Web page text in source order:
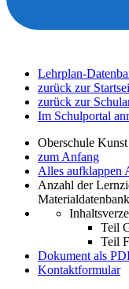
Lehrplan-
zurück zur
zurück zur
Im Schulportal
Oberschule
zum Anfang
Alles aufklappen
Anzahl der
Teil
Teil
Dokument als
Kontaktformular